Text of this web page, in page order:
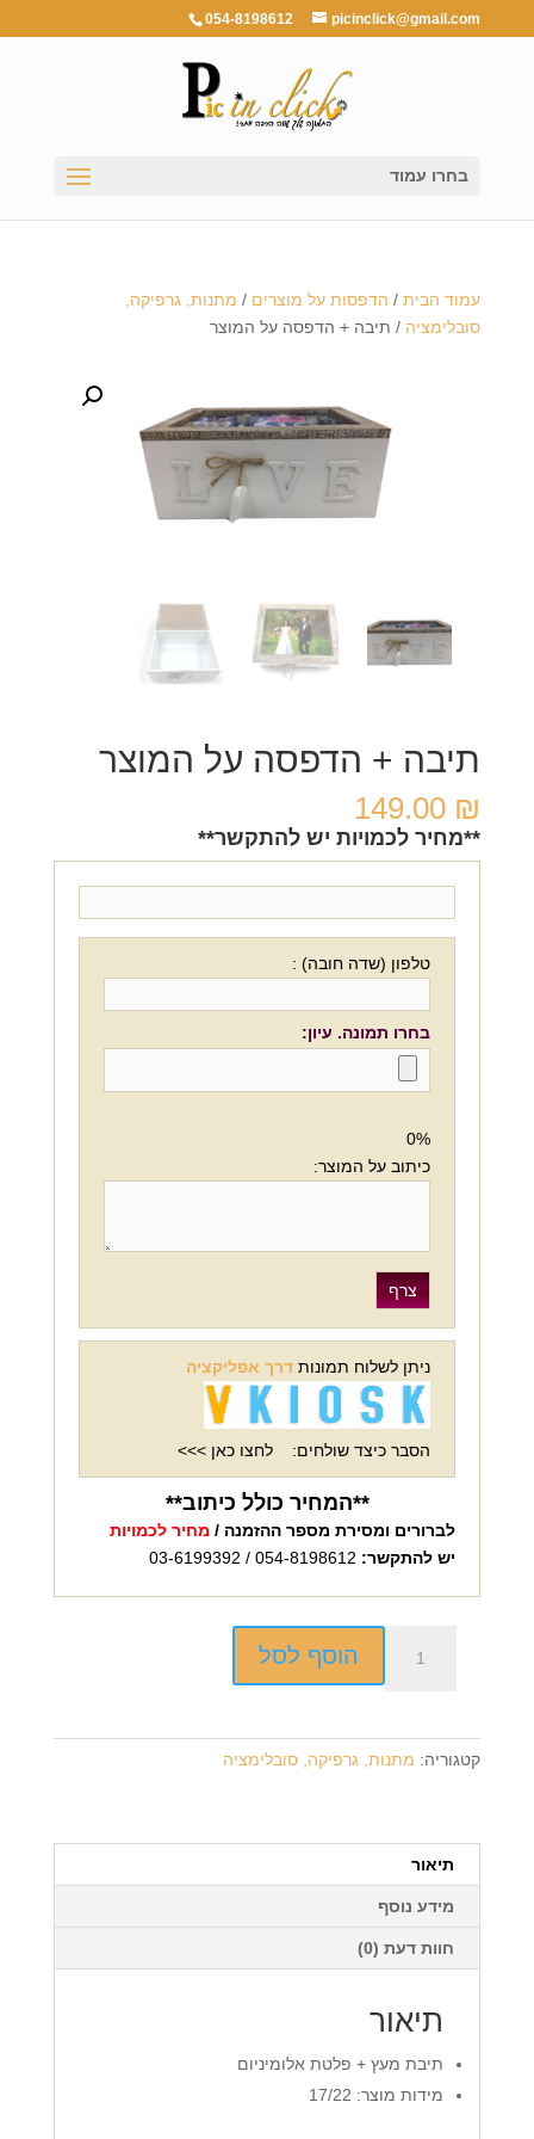
054-8198612 picinclick@gmail.com
בחרו עמוד
עמוד הבית/ הדפסות על מוצרים / מתנות, גרפיקה,
סובלימציה / תיבה + הדפסה על המוצר
תיבה + הדפסה על המוצר
149.00 ₪
**מחיר לכמויות יש להתקשר**
טלפון (שדה חובה) :
בחרו תמונה. עיון:
0%
כיתוב על המוצר:
ניתן לשלוח תמונות דרך אפליקציה
הסבר כיצד שולחים: לחצו כאן >>>
**המחיר כולל כיתוב**
לברורים ומסירת מספר ההזמנה / מחיר לכמויות
יש להתקשר:
הוסף לסל
קטגוריה: מתנות, גרפיקה, סובלימציה
תיאור
מידע נוסף
חוות דעת (0)
תיאור
תיבת מעץ + פלטת אלומיניום
מידות מוצר: 17/22